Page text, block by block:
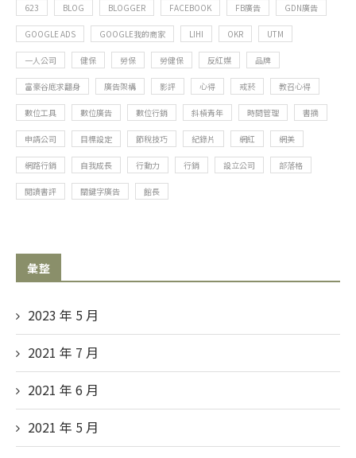
623 BLOG BLOGGER FACEBOOK FB廣告 GDN廣告
GOOGLE ADS GOOGLE我的商家 LIHI OKR UTM
一人公司 健保 勞保 勞健保 反紅媒 品牌
富豪谷底求翻身 廣告架構 影評 心得 戒菸 教召心得
數位工具 數位廣告 數位行銷 斜槓青年 時間管理 書摘
申請公司 目標設定 節稅技巧 紀錄片 網紅 網美
網路行銷 自我成長 行動力 行銷 設立公司 部落格
閱讀書評 關鍵字廣告 館長
彙整
2023 年 5 月
2021 年 7 月
2021 年 6 月
2021 年 5 月